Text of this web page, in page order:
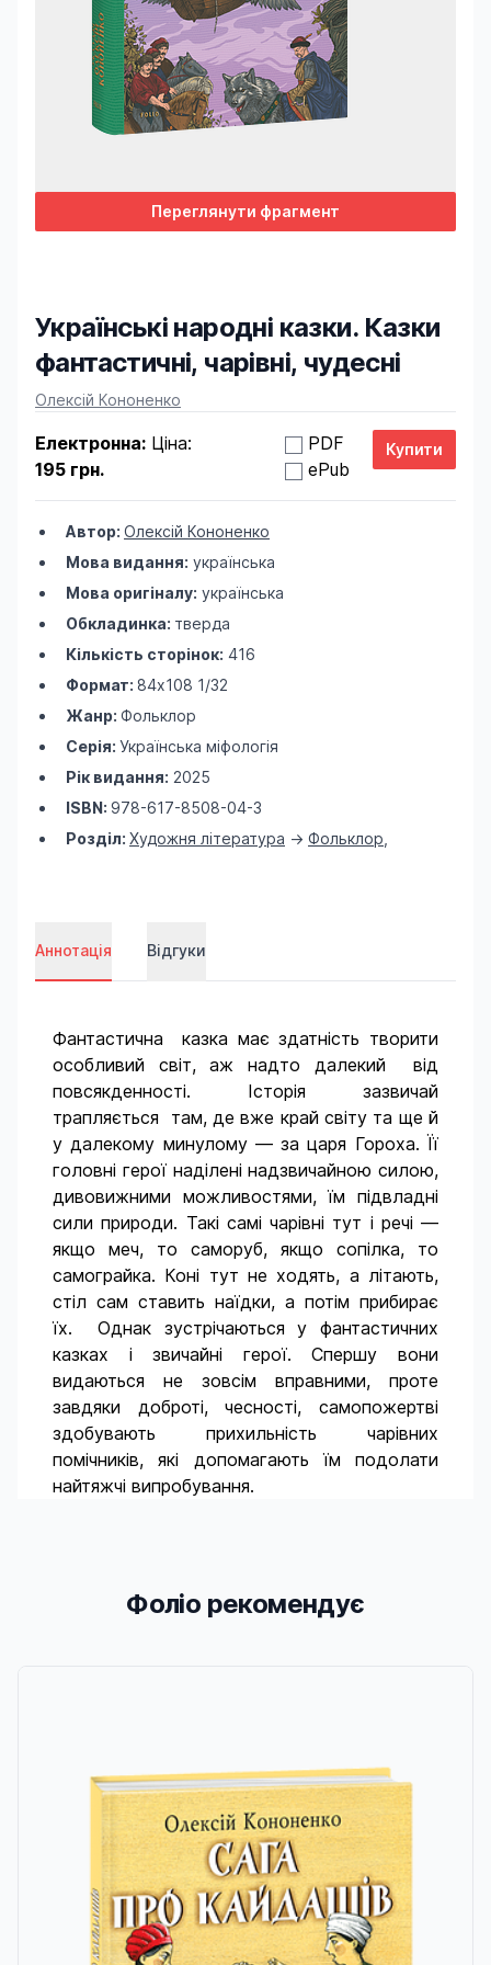
Переглянути фрагмент
Українські народні казки. Казки
фантастичні, чарівні, чудесні
Product information
Олексій Кононенко
Електронна: Ціна:
195 грн.
PDF
ePub
Автор: Олексій Кононенко
Мова видання: українська
Мова оригіналу: українська
Обкладинка: тверда
Кількість сторінок: 416
Формат: 84х108 1/32
Жанр: Фольклор
Серія: Українська міфологія
Рік видання: 2025
ISBN: 978-617-8508-04-3
Розділ: Художня література -> Фольклор
Аннотація Відгуки
Фантастична казка має здатність творити
особливий світ, аж надто далекий від
повсякденності. Історія зазвичай
трапляється там, де вже край світу та ще й
у далекому минулому — за царя Гороха. Її
головні герої наділені надзвичайною силою,
дивовижними можливостями, їм підвладні
сили природи. Такі самі чарівні тут і речі —
якщо меч, то саморуб, якщо сопілка, то
самограйка. Коні тут не ходять, а літають,
стіл сам ставить наїдки, а потім прибирає
їх. Однак зустрічаються у фантастичних
казках і звичайні герої. Спершу вони
видаються не зовсім вправними, проте
завдяки доброті, чесності, самопожертві
здобувають прихильність чарівних
помічників, які допомагають їм подолати
найтяжчі випробування.
Фоліо рекомендує